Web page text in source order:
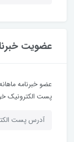
عضویت
عضو خبرنامه
پست الکترونیک